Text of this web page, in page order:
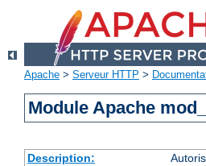
Apache > Serveur HTTP >
Module Apache
Description: